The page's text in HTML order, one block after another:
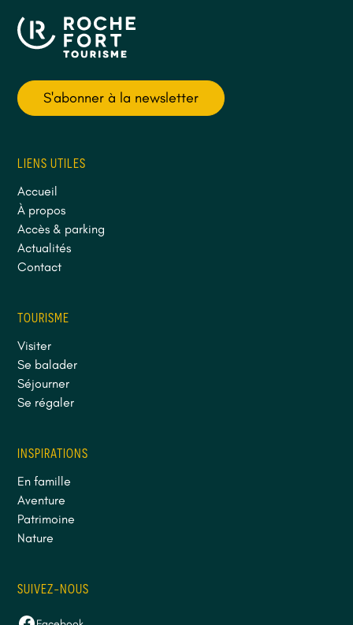
S'abonner à la newsletter
LIENS UTILES
Accueil
À propos
Accès & parking
Actualités
Contact
TOURISME
Visiter
Se balader
Séjourner
Se régaler
INSPIRATIONS
En famille
Aventure
Patrimoine
Nature
SUIVEZ-NOUS